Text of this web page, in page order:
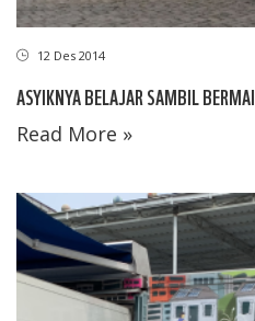
12 Des 2014
ASYIKNYA BELAJAR SAMBIL
Read More »